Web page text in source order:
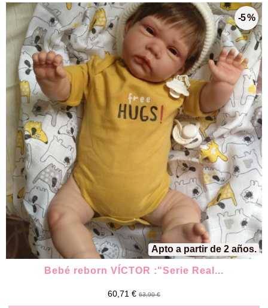
Apto a partir de 2 años.
-5 %
Bebé reborn VÍCTOR :"Serie Real...
60,71 € 63,90 €